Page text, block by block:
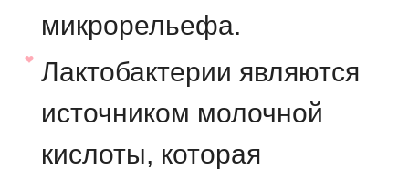
микрорельефа.
Лактобактерии являются
источником молочной
кислоты, которая